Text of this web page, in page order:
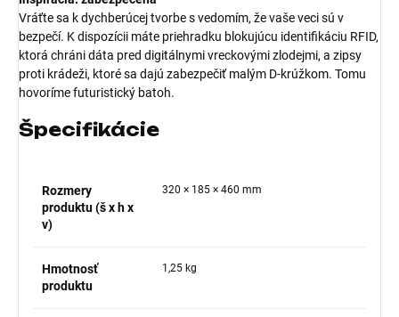
Vráťte sa k dychberúcej tvorbe s vedomím, že vaše veci sú v
bezpečí. K dispozícii máte priehradku blokujúcu identifikáciu RFID,
ktorá chráni dáta pred digitálnymi vreckovými zlodejmi, a zipsy
proti krádeži, ktoré sa dajú zabezpečiť malým D-krúžkom. Tomu
hovoríme futuristický batoh.
Špecifikácie
Rozmery
produktu (š x h x
v)
320 × 185 × 460 mm
Hmotnosť
produktu
1,25 kg